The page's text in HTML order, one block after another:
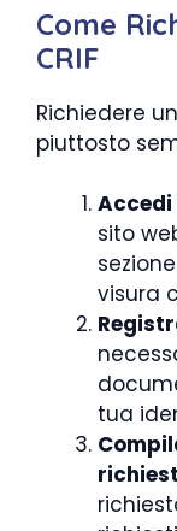
Come
CRIF
Richiedere
piuttosto
Accedi
sito
visura
tua